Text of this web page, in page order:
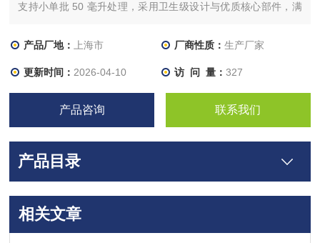
支持小单批 50 毫升处理，采用卫生级设计与优质核心部件，满
构使用。
产品厂地： 上海市 厂商性质： 生产厂家
更新时间： 2026-04-10 访 问 量： 327
产品咨询 联系我们
产品目录
相关文章